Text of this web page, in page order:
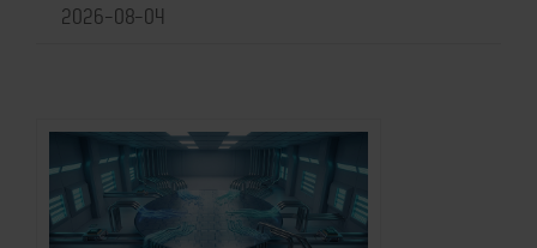
2026-08-04